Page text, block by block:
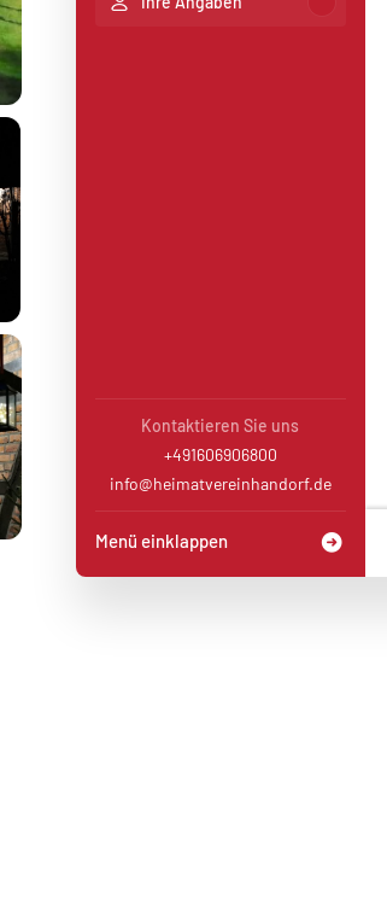
Kontaktieren Sie uns
+491606906800
info@heimatvereinhandorf.de
Menü einklappen